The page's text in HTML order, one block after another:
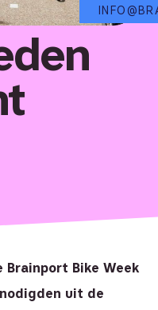
Brainport Bike Week
uit de